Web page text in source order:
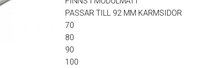
PASSAR TILL 92 MM KARMSIDOR
70
80
90
100